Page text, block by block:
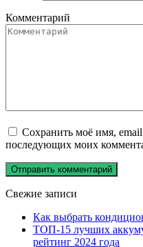
Комментарий
Сохранить моё имя, email
последующих моих
Свежие записи
Как выбрать
ТОП-15 лучших
рейтинг 2024 года